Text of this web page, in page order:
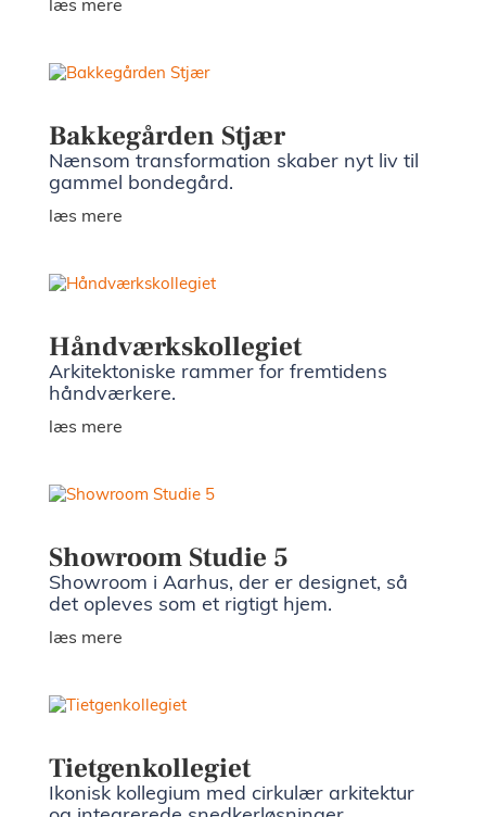
Presse
læs mere
Bakkegården Stjær
Nænsom transformation skaber nyt liv til
gammel bondegård.
læs mere
Håndværkskollegiet
Arkitektoniske rammer for fremtidens
håndværkere.
læs mere
Showroom Studie 5
Showroom i Aarhus, der er designet, så
det opleves som et rigtigt hjem.
læs mere
Tietgenkollegiet
Ikonisk kollegium med cirkulær arkitektur